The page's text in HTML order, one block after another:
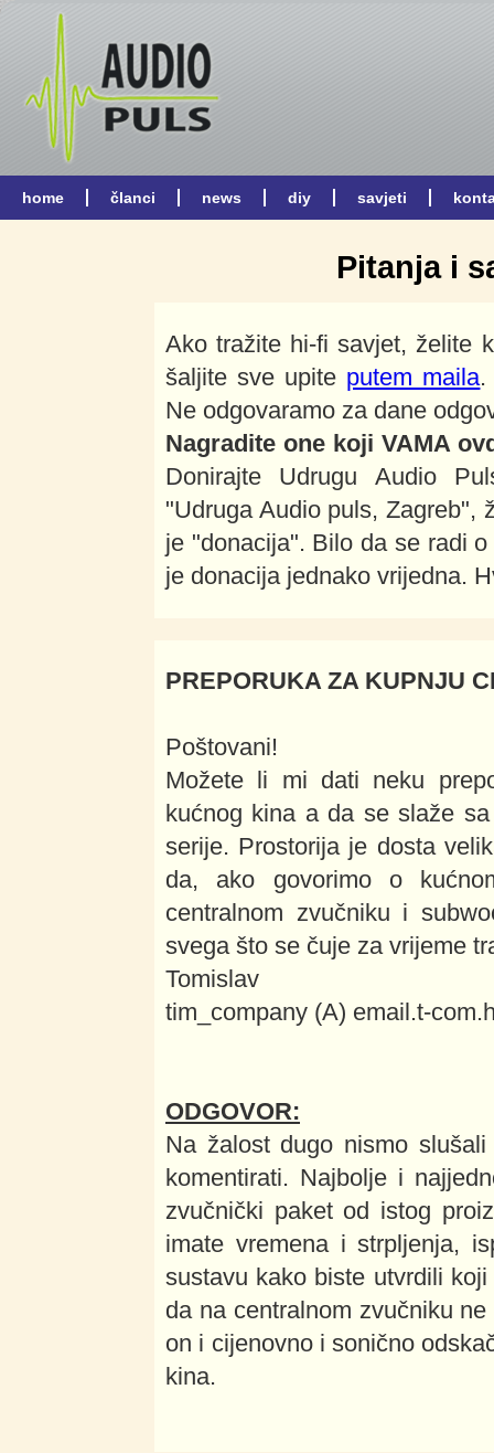
Pitanja i
Ako tražite hi-fi savjet, želite
šaljite sve upite putem maila.
Ne odgovaramo za dane
Nagradite one koji VAMA
Donirajte Udrugu Audio
"Udruga Audio puls, Zagreb",
je "donacija". Bilo da se radi
je donacija jednako vrijedna.
PREPORUKA ZA KUPNJU
Poštovani!
Možete li mi dati neku
kućnog kina a da se slaže
serije. Prostorija je dosta
da, ako govorimo o
centralnom zvučniku i
svega što se čuje za vrijeme
Tomislav
tim_company (A) email.t-
ODGOVOR:
Na žalost dugo nismo
komentirati. Najbolje i
zvučnički paket od istog
imate vremena i strpljenja,
sustavu kako biste utvrdili
da na centralnom zvučniku
on i cijenovno i sonično
kina.